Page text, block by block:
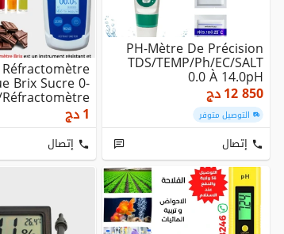
PH-Mètre De Précision
TDS/TEMP/Ph/EC/SALT
0.0 À 14.0pH
12 850دج
التوصيل متوفر
إتصال
Réfractomètre
Brix Sucre 0-
Brix Sucre 0-
3...
1دج
إتصال